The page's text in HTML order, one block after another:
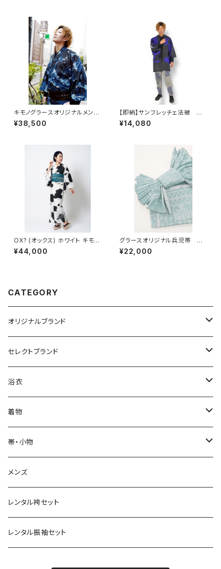
キモノグラースオリジナルメンズ
単衣着物 伊藤若冲池辺群虫
図 ポリエステル（涼美人）呉須
¥38,500
【即納】サンフレッチェ法被 球
団公認グッズ やしまグループ
オリジナル 男女兼用 ポリエ
¥14,080
OX? (オックス) ホワイト キモノ
グラースオリジナル浴衣 単衣着
物 セオα ポリエステル100％
¥44,000
グラースオリジナル兵児帯 ア
イアンフェンス ターコイズ×プ
ラチナ ポリエステル100％
¥22,000
CATEGORY
オリジナルブランド
カジュアル着物
単衣
袷
浴衣
レディース
メンズ
帯
名古屋帯
半巾帯
羽織・コート
羽織
コート
草履・下駄
草履
雪駄
小物
帯揚
KIMONOanne.コラボ
セレクトブランド
IKS COLLECTION
JUNKO KOSHINO
撫松庵
モダンアンテナ
ROBE JAPONICA
井原デニム
浴衣
レディース浴衣
メンズ浴衣
球団承認カープ浴衣
サンフレッチェ広島浴衣
浴衣小物
着物
着物
単衣
袷
羽織・コート
羽織
コート
帯・小物
帯
名古屋帯
半巾帯
小物
帯揚
草履・下駄
メンズ
レンタル袴セット
レンタル振袖セット